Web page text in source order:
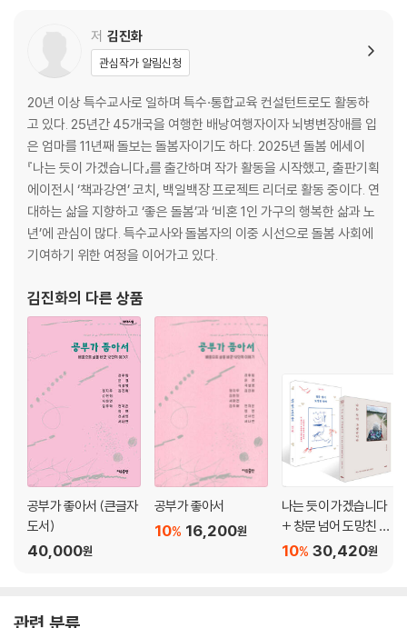
2부 별것 없어도 반짝이는 우리의 일상
4장 어둠 속에서도 나아가야만 해
폭탄선언｜힘들지만 애쓰는 이유｜알아서 잘하는 사람에게 보내는 응원
5장 일상 이상의 일상
모녀가 떠난 배낭여행｜엄마는 영원한 엄마이기를 소망한다｜우리를 지
키는 사소하지만 기본적인 것들｜엄마의 그리움을 따라가 본다
3부 나를 돌보며 함께 간다
6장 돌봄이 나를 관통하는 동안
누군가를 구하려는 마음｜다정하지 않아도 차갑지는 않게｜자기 결정권
｜효녀라는 그 흔한 칭찬｜수능 날 병실에서 생각한 아빠의 삶｜장애가
장애가 되는 이유｜돌봄자가 쌓은 경험｜육아 대 간병, 결혼 대 비혼
7장 달리고 읽고 쓰는 세계 속으로
돌봄 8년 차, 달리기를 시작하다｜읽고 쓰는 삶 속으로 뚜벅 뚜벅｜우리
삶을 격상시키는 소소한 것들｜세상 가까운 부탁, 세상 가벼운 땡큐｜나
는 드넓은 강을 향하는 작은 냇물 이었다｜때로는 회복 런처럼, 때로는 마
라톤처럼
에필로그 나는 듯이 가겠습니다
저 김진화
관심작가 알림신청
20년 이상 특수교사로 일하며 특수·통합교육 컨설턴트로도 활동하
고 있다. 25년간 45개국을 여행한 배낭여행자이자 뇌병변장애를 입
은 엄마를 11년째 돌보는 돌봄자이기도 하다. 2025년 돌봄 에세이
『나는 듯이 가겠습니다』를 출간하며 작가 활동을 시작했고, 출판기획
에이전시 ‘책과강연’ 코치, 백일백장 프로젝트 리더로 활동 중이다. 연
대하는 삶을 지향하고 ‘좋은 돌봄’과 ‘비혼 1인 가구의 행복한 삶과 노
년’에 관심이 많다. 특수교사와 돌봄자의 이중 시선으로 돌봄 사회에
기여하기 위한 여정을 이어가고 있다.
김진화의 다른 상품
공부가 좋아서 (큰글자
도서)
40,000원
공부가 좋아서
16,200원
10%
나는 듯이 가겠습니다
+ 창문 넘어 도망친 엄
마 세트30,420원
10%
관련 분류